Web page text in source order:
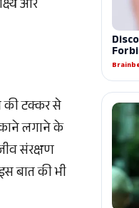
और
की टक्कर से
लगाने के
संरक्षण
बात की भी